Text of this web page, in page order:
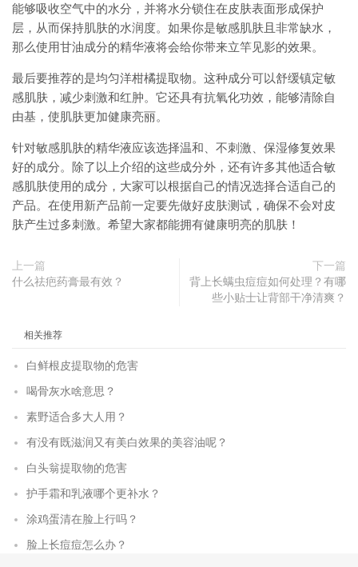
能够吸收空气中的水分，并将水分锁住在皮肤表面形成保护
层，从而保持肌肤的水润度。如果你是敏感肌肤且非常缺水，
那么使用甘油成分的精华液将会给你带来立竿见影的效果。
最后要推荐的是均匀洋柑橘提取物。这种成分可以舒缓镇定敏
感肌肤，减少刺激和红肿。它还具有抗氧化功效，能够清除自
由基，使肌肤更加健康亮丽。
针对敏感肌肤的精华液应该选择温和、不刺激、保湿修复效果
好的成分。除了以上介绍的这些成分外，还有许多其他适合敏
感肌肤使用的成分，大家可以根据自己的情况选择合适自己的
产品。在使用新产品前一定要先做好皮肤测试，确保不会对皮
肤产生过多刺激。希望大家都能拥有健康明亮的肌肤！
上一篇
什么祛疤药膏最有效？
下一篇
背上长螨虫痘痘如何处理？有哪
些小贴士让背部干净清爽？
相关推荐
白鲜根皮提取物的危害
喝骨灰水啥意思？
素野适合多大人用？
有没有既滋润又有美白效果的美容油呢？
白头翁提取物的危害
护手霜和乳液哪个更补水？
涂鸡蛋清在脸上行吗？
脸上长痘痘怎么办？